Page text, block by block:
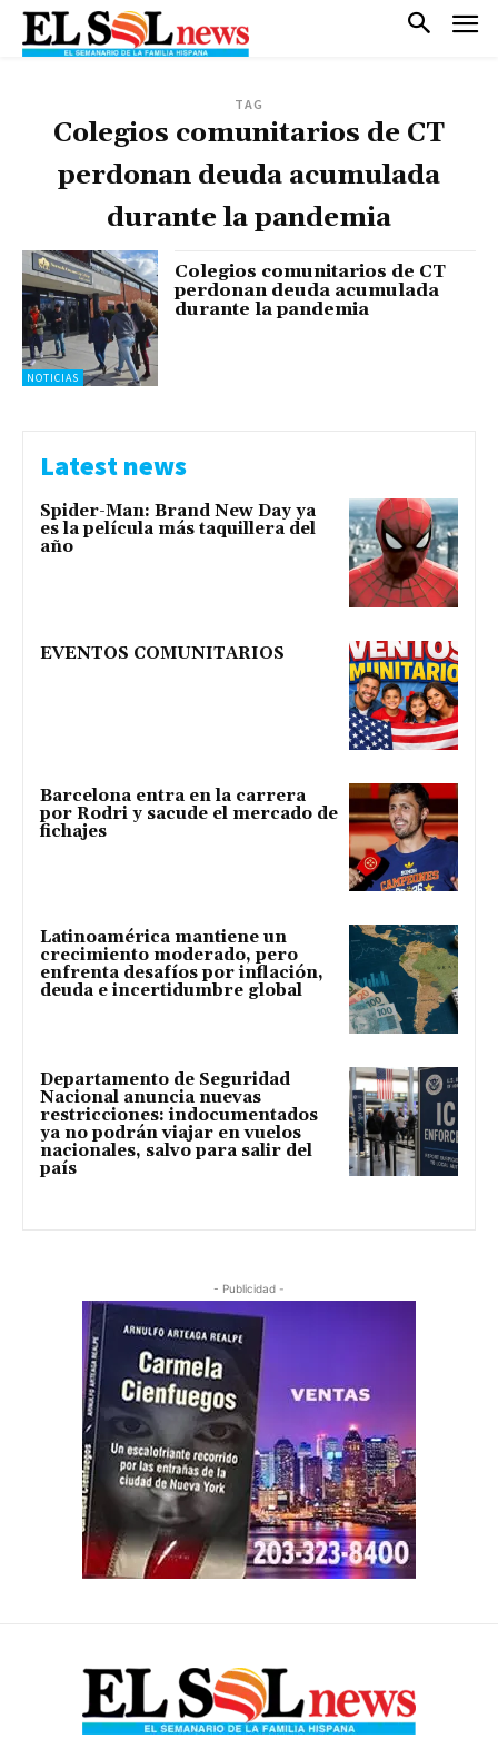
TAG
Colegios comunitarios de CT
perdonan deuda acumulada
durante la pandemia
NOTICIAS
Colegios comunitarios de CT
perdonan deuda acumulada
durante la pandemia
Latest news
Spider-Man: Brand New Day ya
es la película más taquillera del
año
EVENTOS COMUNITARIOS
Barcelona entra en la carrera
por Rodri y sacude el mercado de
fichajes
Latinoamérica mantiene un
crecimiento moderado, pero
enfrenta desafíos por inflación,
deuda e incertidumbre global
Departamento de Seguridad
Nacional anuncia nuevas
restricciones: indocumentados
ya no podrán viajar en vuelos
nacionales, salvo para salir del
país
- Publicidad -